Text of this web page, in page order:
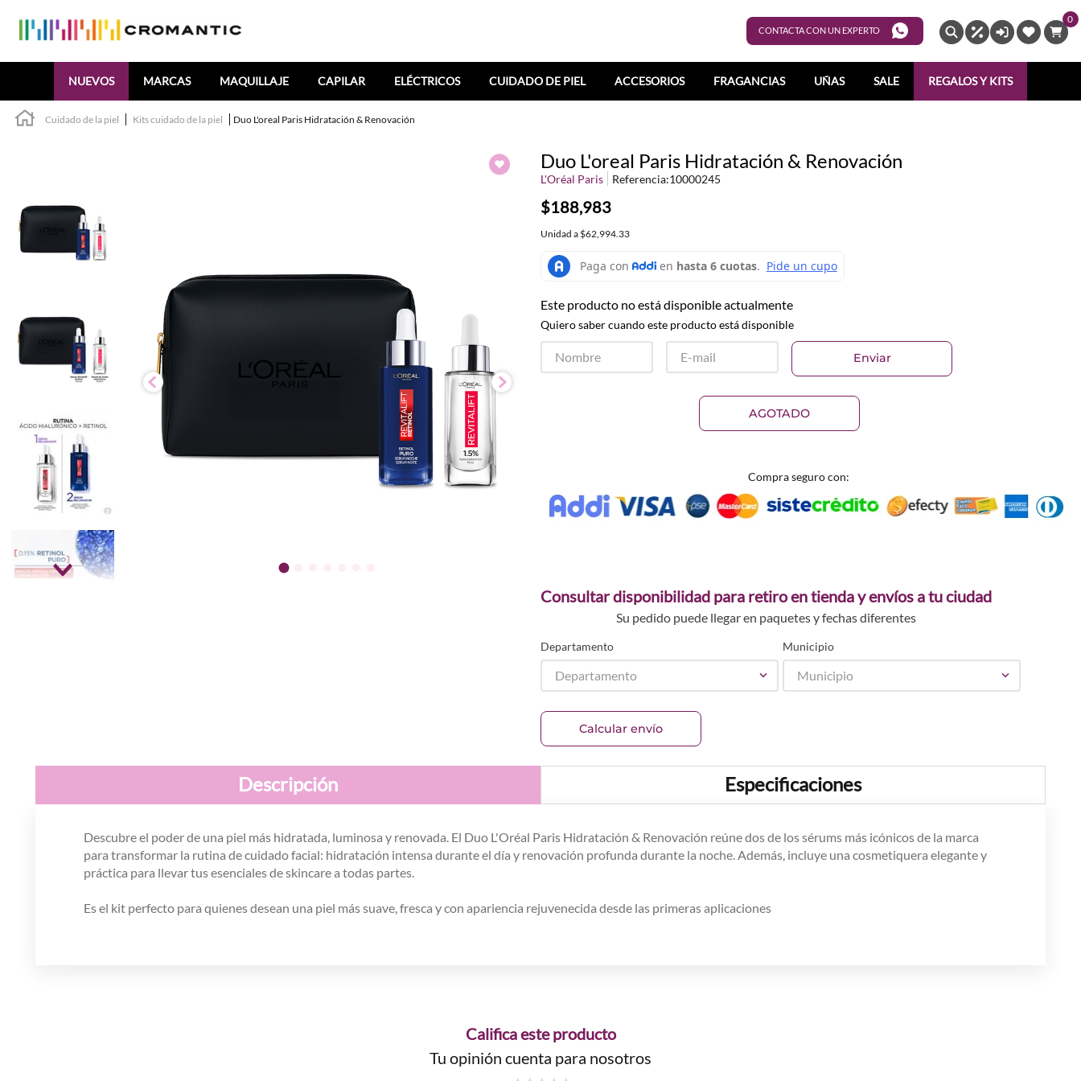
CONTACTA CON UN EXPERTO
0
NUEVOS MARCAS MAQUILLAJE CAPILAR ELÉCTRICOS CUIDADO DE PIEL ACCESORIOS FRAGANCIAS UÑAS SALE REGALOS Y KITS
Cuidado de la piel Kits cuidado de la piel Duo L'oreal Paris Hidratación & Renovación
Duo L'oreal Paris Hidratación & Renovación
L'Oréal Paris Referencia:10000245
$188,983
Unidad a $62,994.33
Este producto no está disponible actualmente
Quiero saber cuando este producto está disponible
Enviar
AGOTADO
Compra seguro con:
Consultar disponibilidad para retiro en tienda y envíos a tu ciudad
Su pedido puede llegar en paquetes y fechas diferentes
Departamento
Departamento
Municipio
Municipio
Calcular envío
Descripción Especificaciones
Descubre el poder de una piel más hidratada, luminosa y renovada. El Duo L'Oréal Paris Hidratación & Renovación reúne dos de los sérums más icónicos de la marca
para transformar la rutina de cuidado facial: hidratación intensa durante el día y renovación profunda durante la noche. Además, incluye una cosmetiquera elegante y
práctica para llevar tus esenciales de skincare a todas partes.
Es el kit perfecto para quienes desean una piel más suave, fresca y con apariencia rejuvenecida desde las primeras aplicaciones
Califica este producto
Tu opinión cuenta para nosotros